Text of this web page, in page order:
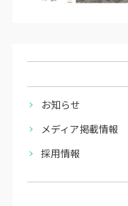
お知らせ
メディア掲載情報
採用情報